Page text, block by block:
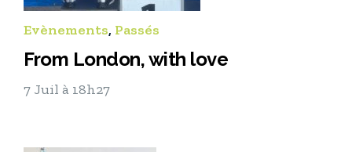
Evènements, Passés
From London, with love
7 Juil à 18h27